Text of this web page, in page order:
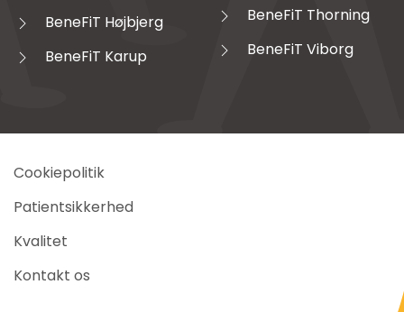
BeneFiT Højbjerg
BeneFiT Karup
BeneFiT Thorning
BeneFiT Viborg
Cookiepolitik
Patientsikkerhed
Kvalitet
Kontakt os